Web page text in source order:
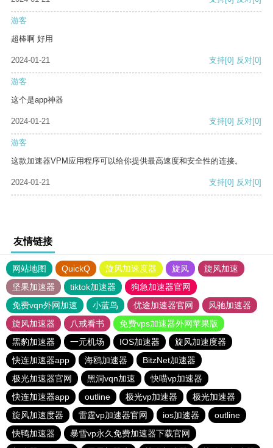
游客
超棒啊 好用
2024-01-21 支持[0] 反对[0]
游客
这个是app神器
2024-01-21 支持[0] 反对[0]
游客
这款加速器VPM应用程序可以给你提供最高速度和安全性的连接。
2024-01-21 支持[0] 反对[0]
友情链接
网站地图 QuickQ 旋风加速度器 旋风
旋风加速
坚果加速器
tiktok加速器
狗急加速器官网
免费vqn外网加速
小蓝鸟 优途加速器官网
风驰加速器
旋风加速器
八戒看书
免费vps加速器外网苹果版
黑豹加速器
一元机场 IOS加速器
旋风加速度器
快连加速器app
海鸥加速器
BitzNet加速器
极光加速器官网
黑洞vqn加速
快喵vp加速器
快连加速器app
outline 极光vp加速器
极光加速器
旋风加速度器
雷霆vp加速器官网 ios加速器
outline
快鸭加速器
暴雪vp永久免费加速器下载官网